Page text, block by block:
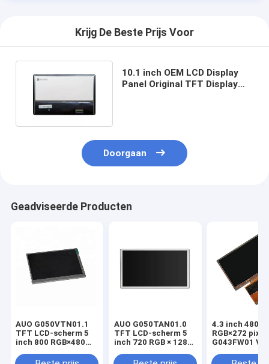
Krijg De Beste Prijs Voor
10.1 inch OEM LCD Display
Panel Original TFT Display
Doorgaan
Geadviseerde Producten
AUO G050VTN01.1
TFT LCD-scherm 5
inch 800 RGB×480
AUO G050TAN01.0
TFT LCD-scherm 5
inch 720 RGB × 1280
4.3 inch 480
RGB×272
G043FW01 V0